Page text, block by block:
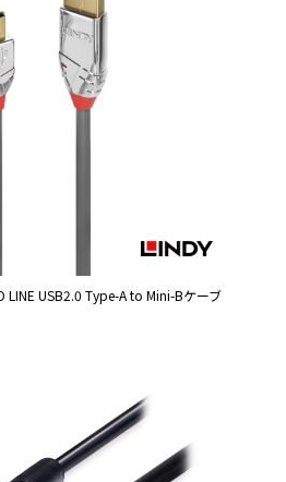
LINE USB2.0 Type-A to Mini-Bケーブ